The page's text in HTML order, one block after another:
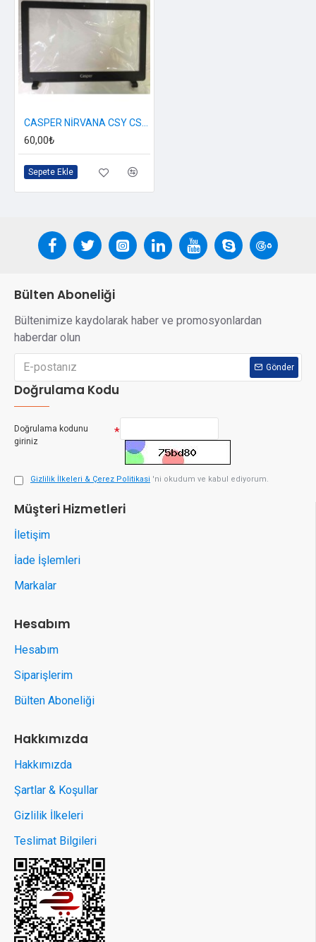
60,00₺
Sepete Ekle
Bülten Aboneliği
Bültenimize kaydolarak haber ve promosyonlardan
haberdar olun
Gönder
Doğrulama Kodu
Doğrulama kodunu
giriniz
Gizlilik İlkeleri & Çerez Politikasi 'ni okudum ve kabul ediyorum.
Müşteri Hizmetleri
İletişim
İade İşlemleri
Markalar
Hesabım
Hesabım
Siparişlerim
Bülten Aboneliği
Hakkımızda
Hakkımızda
Şartlar & Koşullar
Gizlilik İlkeleri
Teslimat Bilgileri